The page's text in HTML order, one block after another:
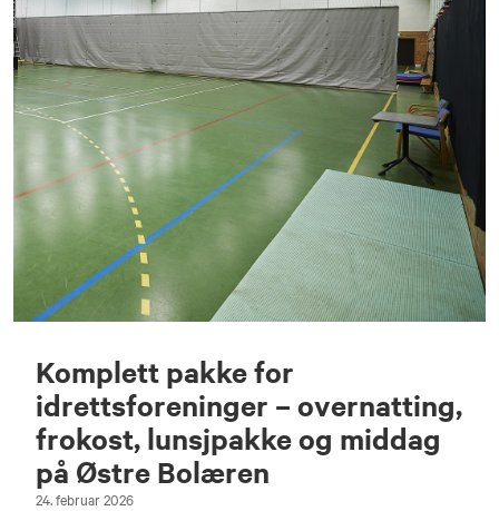
Komplett pakke for
idrettsforeninger – overnatting,
frokost, lunsjpakke og middag
på Østre Bolæren
24. februar 2026